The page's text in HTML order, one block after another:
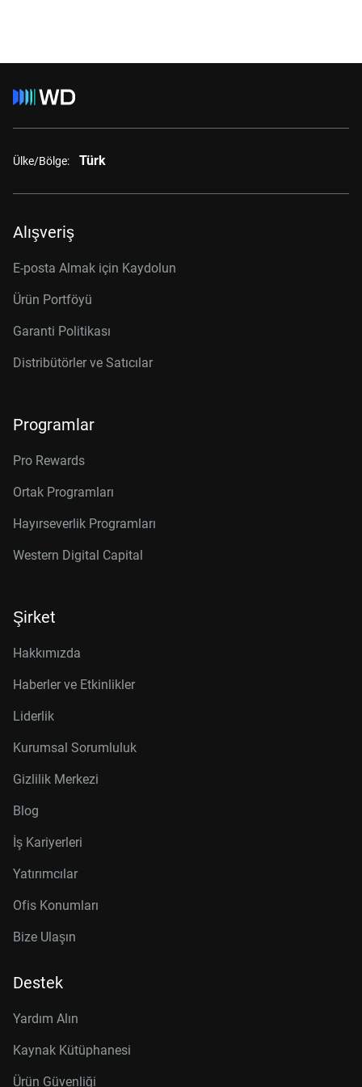
Ülke/Bölge: Türk
Alışveriş
E-posta Almak için Kaydolun
Ürün Portföyü
Garanti Politikası
Distribütörler ve Satıcılar
Programlar
Pro Rewards
Ortak Programları
Hayırseverlik Programları
Western Digital Capital
Şirket
Hakkımızda
Haberler ve Etkinlikler
Liderlik
Kurumsal Sorumluluk
Gizlilik Merkezi
Blog
İş Kariyerleri
Yatırımcılar
Ofis Konumları
Bize Ulaşın
Destek
Yardım Alın
Kaynak Kütüphanesi
Ürün Güvenliği